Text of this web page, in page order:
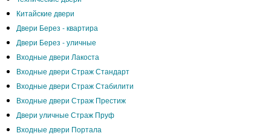
Китайские двери
Двери Берез - квартира
Двери Берез - уличные
Входные двери Лакоста
Входные двери Страж Стандарт
Входные двери Страж Стабилити
Входные двери Страж Престиж
Двери уличные Страж Пруф
Входные двери Портала